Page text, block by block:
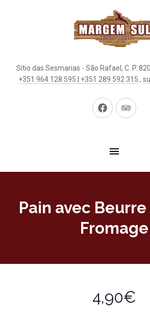
Sítio das Sesmarias - São Rafael, C. P.
+351 964 128 595 | +351 289 592 315 ,
New
New
Pain avec Beurre
Fromage
4,90€